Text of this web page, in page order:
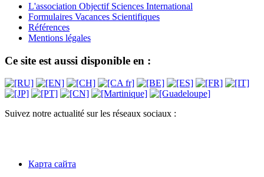
L'association Objectif Sciences International
Formulaires Vacances Scientifiques
Références
Mentions légales
Ce site est aussi disponible en :
Suivez notre actualité sur les réseaux sociaux :
Карта сайта